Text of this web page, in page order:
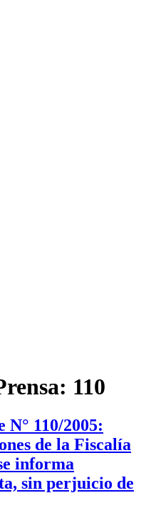
110
110/2005:
de la Fiscalía
informa
sin perjuicio de